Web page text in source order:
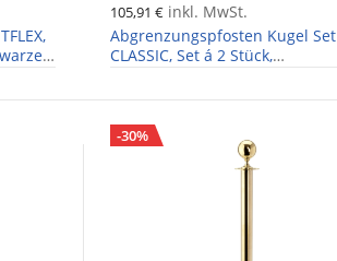
105,91 €inkl. MwSt.
Abgrenzungspfosten Kugel Set
CLASSIC, Set á 2 Stück,
hochglanzpoliert
-30%